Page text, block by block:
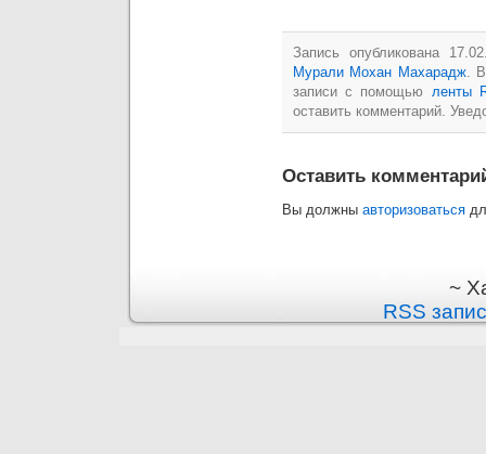
Запись опубликована
Мурали Мохан Махарадж.
записи с помощью ленты
оставить комментарий.
Оставить
Вы должны авторизоваться
~
RSS